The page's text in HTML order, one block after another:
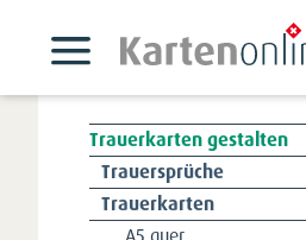
Trauerkarten gestalten
Navigation
überspringen
Trauersprüche
Trauerkarten